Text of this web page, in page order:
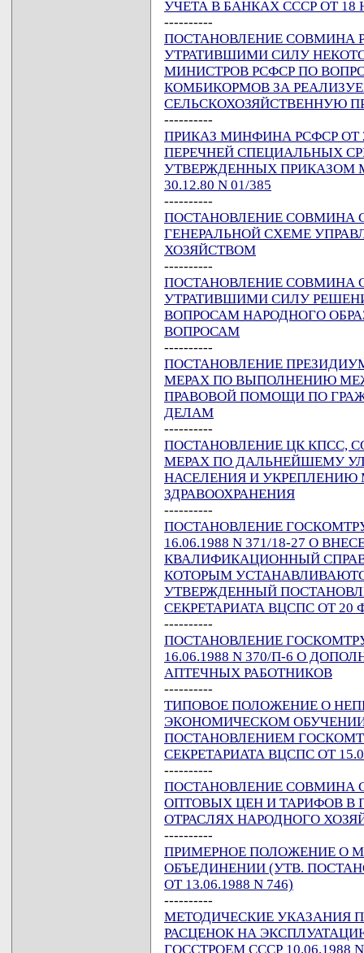
УЧЕТА В БАНКАХ СССР ОТ 18
----------
ПОСТАНОВЛЕНИЕ СОВМИНА
УТРАТИВШИМИ СИЛУ
МИНИСТРОВ РСФСР ПО
КОМБИКОРМОВ ЗА
СЕЛЬСКОХОЗЯЙСТВЕННУЮ
----------
ПРИКАЗ МИНФИНА РСФСР ОТ
ПЕРЕЧНЕЙ СПЕЦИАЛЬНЫХ
УТВЕРЖДЕННЫХ ПРИКАЗОМ
30.12.80 N 01/385
----------
ПОСТАНОВЛЕНИЕ СОВМИНА
ГЕНЕРАЛЬНОЙ СХЕМЕ
ХОЗЯЙСТВОМ
----------
ПОСТАНОВЛЕНИЕ СОВМИНА
УТРАТИВШИМИ СИЛУ
ВОПРОСАМ НАРОДНОГО
ВОПРОСАМ
----------
ПОСТАНОВЛЕНИЕ
МЕРАХ ПО ВЫПОЛНЕНИЮ
ПРАВОВОЙ ПОМОЩИ ПО
ДЕЛАМ
----------
ПОСТАНОВЛЕНИЕ ЦК КПСС,
МЕРАХ ПО ДАЛЬНЕЙШЕМУ
НАСЕЛЕНИЯ И УКРЕПЛЕНИЮ
ЗДРАВООХРАНЕНИЯ
----------
ПОСТАНОВЛЕНИЕ
16.06.1988 N 371/18-27 О
КВАЛИФИКАЦИОННЫЙ
КОТОРЫМ
УТВЕРЖДЕННЫЙ
СЕКРЕТАРИАТА ВЦСПС ОТ 20
----------
ПОСТАНОВЛЕНИЕ
16.06.1988 N 370/П-6 О
АПТЕЧНЫХ РАБОТНИКОВ
----------
ТИПОВОЕ ПОЛОЖЕНИЕ О
ЭКОНОМИЧЕСКОМ
ПОСТАНОВЛЕНИЕМ
СЕКРЕТАРИАТА ВЦСПС ОТ
----------
ПОСТАНОВЛЕНИЕ СОВМИНА
ОПТОВЫХ ЦЕН И ТАРИФОВ
ОТРАСЛЯХ НАРОДНОГО
----------
ПРИМЕРНОЕ ПОЛОЖЕНИЕ О
ОБЪЕДИНЕНИИ (УТВ.
ОТ 13.06.1988 N 746)
----------
МЕТОДИЧЕСКИЕ УКАЗАНИЯ
РАСЦЕНОК НА
ГОССТРОЕМ СССР 10.06.1988